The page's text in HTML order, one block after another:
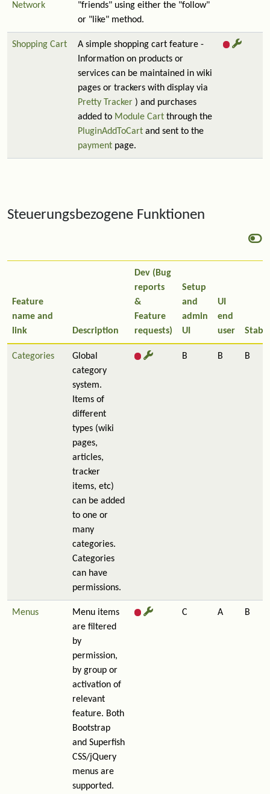
Network
"friends" using either the "follow"
or "like" method.
Shopping Cart
A simple shopping cart feature -
Information on products or
services can be maintained in wiki
pages or trackers with display via
Pretty Tracker ) and purchases
added to Module Cart through the
PluginAddToCart and sent to the
payment page.
Steuerungsbezogene Funktionen
Feature
name and
link
Description
Dev (Bug
reports
&
Feature
requests)
Setup
and
admin
UI
UI
end
user
Categories
Global
category
system.
Items of
different
types (wiki
pages,
articles,
tracker
items, etc)
can be added
to one or
many
categories.
Categories
can have
permissions.
B B B
Menus
Menu items
are filtered
by
permission,
by group or
activation of
relevant
feature. Both
Bootstrap
and Superfish
CSS/jQuery
menus are
supported.
C A B